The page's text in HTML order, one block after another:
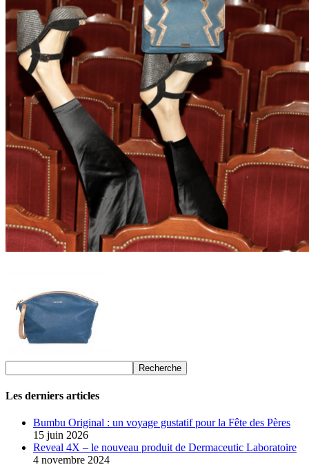
Les derniers articles
Bumbu Original : un voyage gustatif pour la Fête des Pères
15 juin 2026
Reveal 4X – le nouveau produit de Dermaceutic Laboratoire
4 novembre 2024